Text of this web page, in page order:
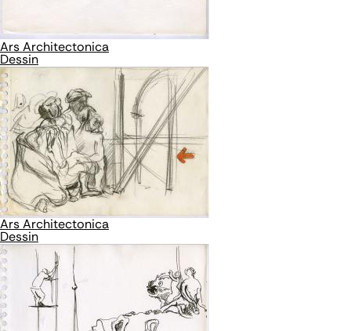
Ars Architectonica
Dessin
Ars Architectonica
Dessin